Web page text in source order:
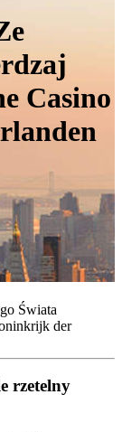
Casino
Świata
der
rzetelny